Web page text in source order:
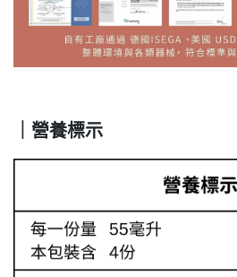
｜營養標示